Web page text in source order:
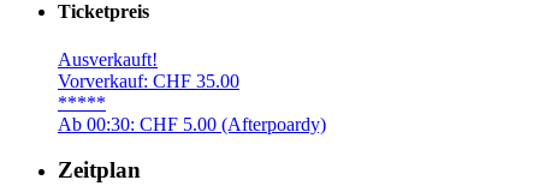
Ticketpreis
Ausverkauft!
Vorverkauf: CHF 35.00
*****
Ab 00:30: CHF 5.00 (Afterpoardy)
Zeitplan